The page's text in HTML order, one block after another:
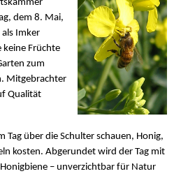
dem 8. Mai,
als Imker
keine Früchte
zum
Mitgebrachter
Qualität
Tag über die Schulter schauen, Honig,
kosten. Abgerundet wird der Tag mit
– unverzichtbar für Natur